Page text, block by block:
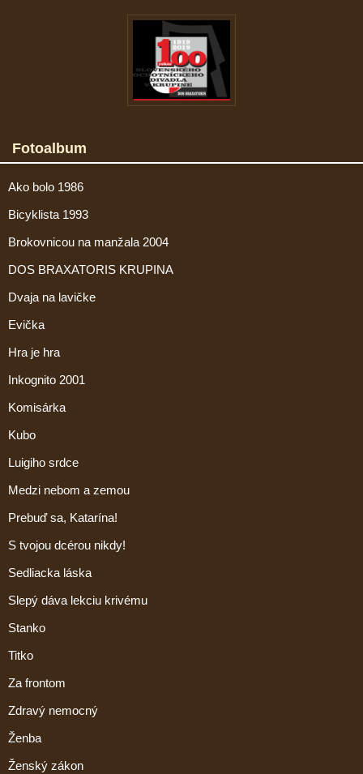
Fotoalbum
Ako bolo 1986
Bicyklista 1993
Brokovnicou na manžala 2004
DOS BRAXATORIS KRUPINA
Dvaja na lavičke
Evička
Hra je hra
Inkognito 2001
Komisárka
Kubo
Luigiho srdce
Medzi nebom a zemou
Prebuď sa, Katarína!
S tvojou dcérou nikdy!
Sedliacka láska
Slepý dáva lekciu krivému
Stanko
Titko
Za frontom
Zdravý nemocný
Ženba
Ženský zákon